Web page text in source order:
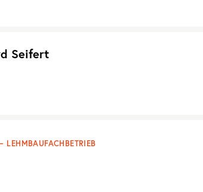
Seifert
LEHMBAUFACHBETRIEB